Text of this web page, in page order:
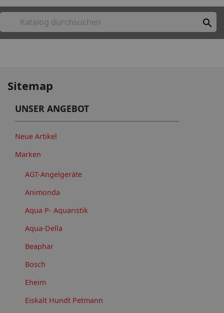

Sitemap
UNSER ANGEBOT
Neue Artikel
Marken
AGT-Angelgeräte
Animonda
Aqua P- Aquaristik
Aqua-Della
Beaphar
Bosch
Eheim
Eiskalt Hundt Petmann